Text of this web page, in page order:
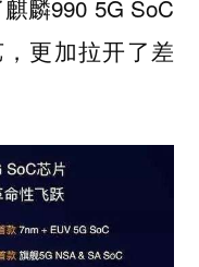
麟990 5G SoC
更加拉开了差